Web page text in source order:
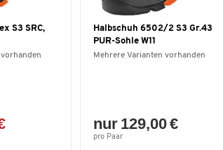
S3 SRC,
Halbschuh 6502/2 S3 Gr.43
PUR-Sohle W11
Mehrere Varianten vorhanden
nur 129,00 €
pro Paar